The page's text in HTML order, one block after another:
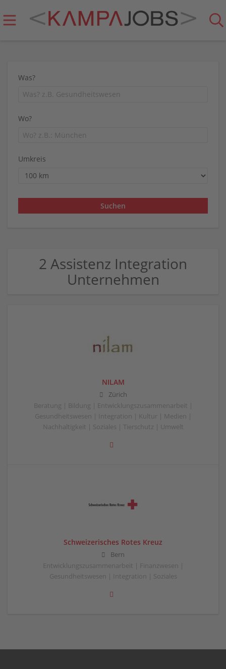
Was?
Wo?
Umkreis
2 Assistenz Integration
Unternehmen
NILAM
Zürich
Beratung | Bildung | Entwicklungszusammenarbeit |
Gesundheitswesen | Integration | Kultur | Medien |
Nachhaltigkeit | Soziales | Tierschutz | Umwelt
Schweizerisches Rotes Kreuz
Bern
Entwicklungszusammenarbeit | Finanzwesen |
Gesundheitswesen | Integration | Soziales